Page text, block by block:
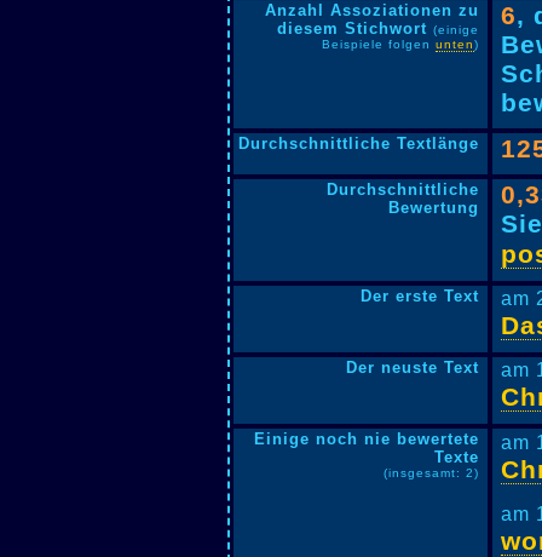
Anzahl Assoziationen zu
diesem Stichwort (einige
Beispiele folgen unten)
6,
Durchschnittliche Textlänge
Durchschnittliche
Bewertung
Der erste Text am
Der neuste Text am
Einige noch nie bewertete
Texte
(insgesamt: 2)
am
am